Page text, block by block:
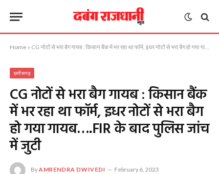
Home » CG नोटों से भरा बैग गायब : किसान बैंक में भर रहा था फॉर्म, इधर नोटों से भरा बैग हो गया गायब….FIR के बाद पुलिस जांच में जुटी
छत्तीसगढ़
CG नोटों से भरा बैग गायब : किसान बैंक
में भर रहा था फॉर्म, इधर नोटों से भरा बैग
हो गया गायब….FIR के बाद पुलिस जांच
में जुटी
ByAMRENDRA DWIVEDI
February 6, 2023